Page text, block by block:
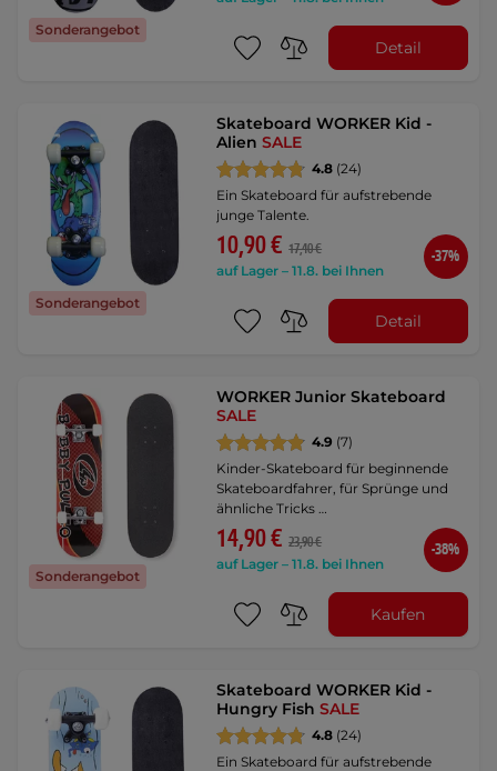
Sonderangebot
Detail
Sonderangebot
Skateboard WORKER Kid -
AlienSALE
4.8 (24)
Ein Skateboard für aufstrebende
junge Talente.
10,90 € 17,40 €
auf Lager – 11.8. bei Ihnen
-37%
Detail
Sonderangebot
WORKER Junior Skateboard
SALE
4.9 (7)
Kinder-Skateboard für beginnende
Skateboardfahrer, für Sprünge und
ähnliche Tricks …
14,90 € 23,90 €
auf Lager – 11.8. bei Ihnen
-38%
Kaufen
Skateboard WORKER Kid -
Hungry FishSALE
4.8 (24)
Ein Skateboard für aufstrebende